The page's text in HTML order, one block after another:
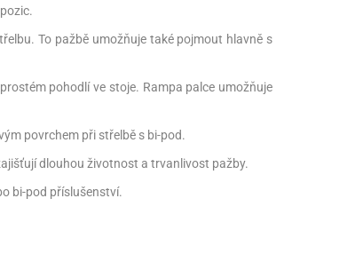
To pažbě umožňuje také pojmout hlavně s
pohodlí ve stoje. Rampa palce umožňuje
povrchem při střelbě s bi-pod.
dlouhou životnost a trvanlivost pažby.
bi-pod příslušenství.